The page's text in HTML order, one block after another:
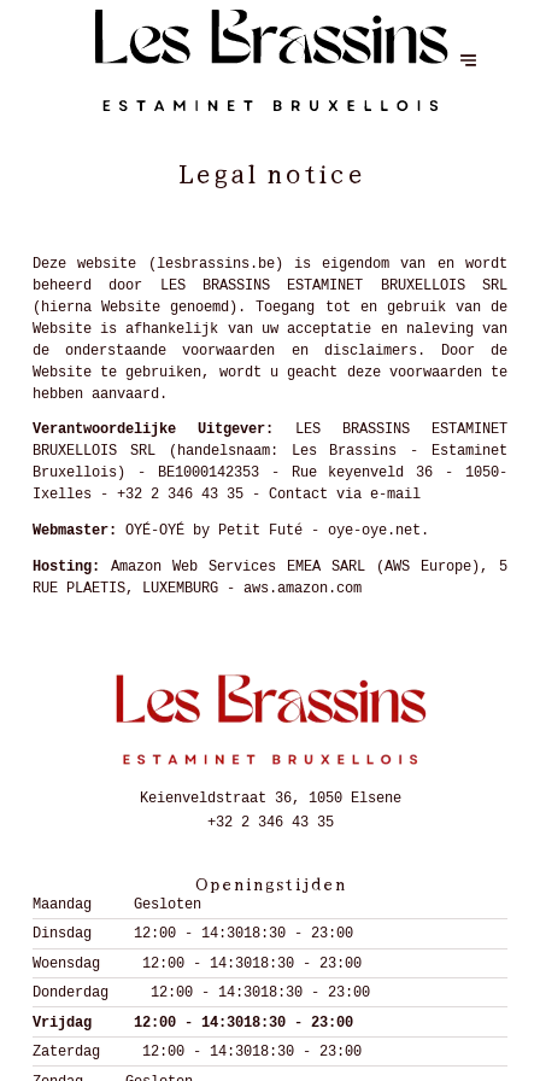
Legal notice
Deze website (lesbrassins.be) is eigendom van en wordt
beheerd door LES BRASSINS ESTAMINET BRUXELLOIS SRL
(hierna Website genoemd). Toegang tot en gebruik van de
Website is afhankelijk van uw acceptatie en naleving van
de onderstaande voorwaarden en disclaimers. Door de
Website te gebruiken, wordt u geacht deze voorwaarden te
hebben aanvaard.
Verantwoordelijke Uitgever:
LES BRASSINS ESTAMINET
BRUXELLOIS SRL (handelsnaam: Les Brassins - Estaminet
Bruxellois) - BE1000142353 - Rue keyenveld 36 - 1050-
Ixelles - +32 2 346 43 35 - Contact via e-mail
Webmaster: OYÉ-OYÉ by Petit Futé - oye-oye.net.
Hosting: Amazon Web Services EMEA SARL (AWS Europe), 5
RUE PLAETIS, LUXEMBURG - aws.amazon.com
Keienveldstraat 36, 1050 Elsene
+32 2 346 43 35
Openingstijden
Maandag
Gesloten
Dinsdag
12:00 - 14:3018:30 - 23:00
Woensdag
12:00 - 14:3018:30 - 23:00
Donderdag
12:00 - 14:3018:30 - 23:00
Vrijdag
12:00 - 14:3018:30 - 23:00
Zaterdag
12:00 - 14:3018:30 - 23:00